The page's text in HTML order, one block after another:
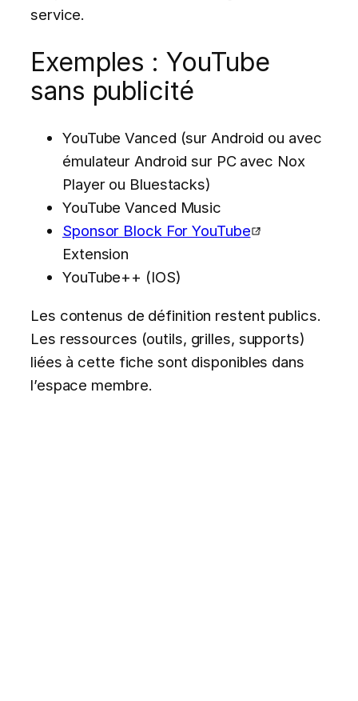
service.
Exemples : YouTube
sans publicité
YouTube Vanced (sur Android ou avec
émulateur Android sur PC avec Nox
Player ou Bluestacks)
YouTube Vanced Music
Sponsor Block For YouTube
Extension
YouTube++ (IOS)
Les contenus de définition restent publics.
Les ressources (outils, grilles, supports)
liées à cette fiche sont disponibles dans
l’espace membre.